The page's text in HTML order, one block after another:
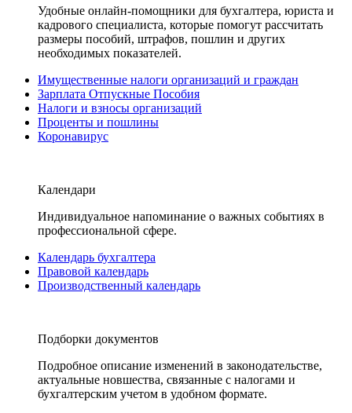
Удобные онлайн-помощники для бухгалтера, юриста и
кадрового специалиста, которые помогут рассчитать
размеры пособий, штрафов, пошлин и других
необходимых показателей.
Имущественные налоги организаций и граждан
Зарплата Отпускные Пособия
Налоги и взносы организаций
Проценты и пошлины
Коронавирус
Календари
Индивидуальное напоминание о важных событиях в
профессиональной сфере.
Календарь бухгалтера
Правовой календарь
Производственный календарь
Подборки документов
Подробное описание изменений в законодательстве,
актуальные новшества, связанные с налогами и
бухгалтерским учетом в удобном формате.